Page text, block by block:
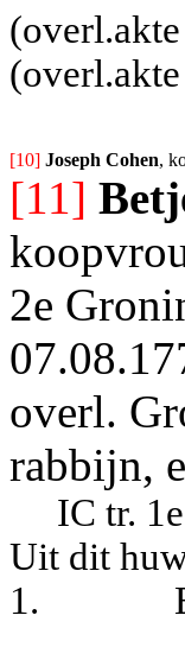
[10] Joseph Cohen,
[11]
2e
overl.
rabbijn,
IC tr.
Uit dit
1.